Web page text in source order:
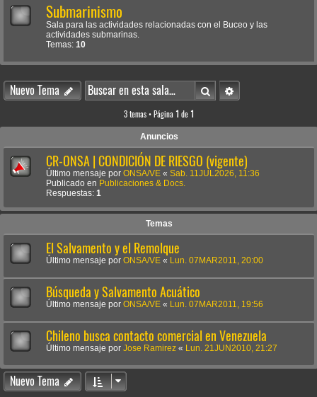
Submarinismo
Sala para las actividades relacionadas con el Buceo y las
actividades submarinas.
Temas: 10
Nuevo Tema BuscarBúsqueda avanzada
3 temas • Página 1 de 1
Anuncios
CR-ONSA | CONDICIÓN DE RIESGO (vigente)
Último mensaje por ONSA/VE « Sab. 11JUL2026, 11:36
Publicado en Publicaciones & Docs.
Respuestas: 1
Temas
El Salvamento y el Remolque
Último mensaje por ONSA/VE « Lun. 07MAR2011, 20:00
Búsqueda y Salvamento Acuático
Último mensaje por ONSA/VE « Lun. 07MAR2011, 19:56
Chileno busca contacto comercial en Venezuela
Último mensaje por Jose Ramirez « Lun. 21JUN2010, 21:27
Nuevo Tema